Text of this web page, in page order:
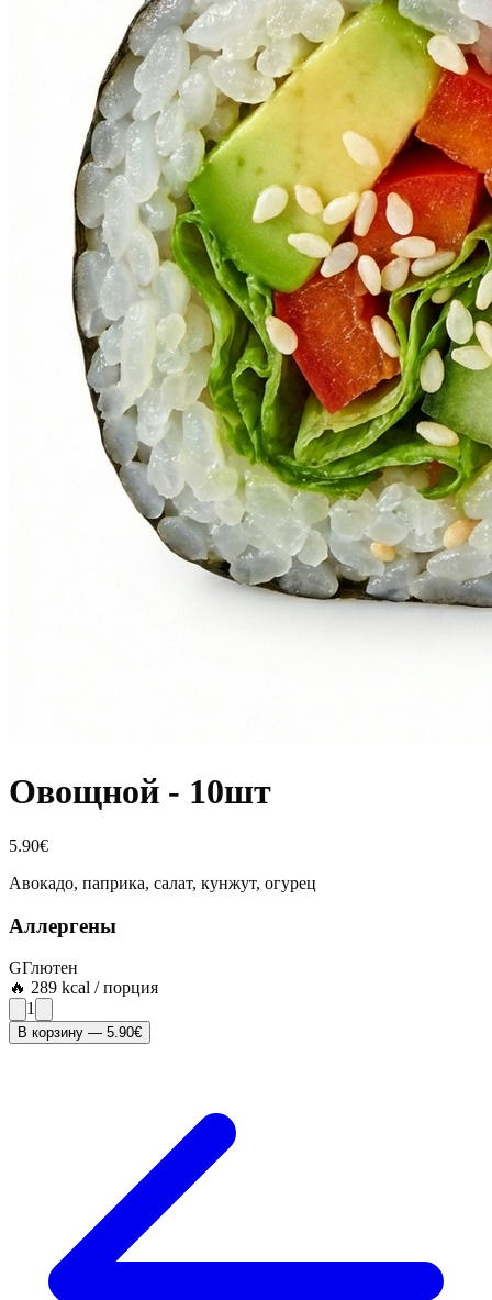
Овощной - 10шт
5.90€
Авокадо, паприка, салат, кунжут, огурец
Аллергены
GГлютен
🔥 289 kcal / порция
1
В корзину — 5.90€